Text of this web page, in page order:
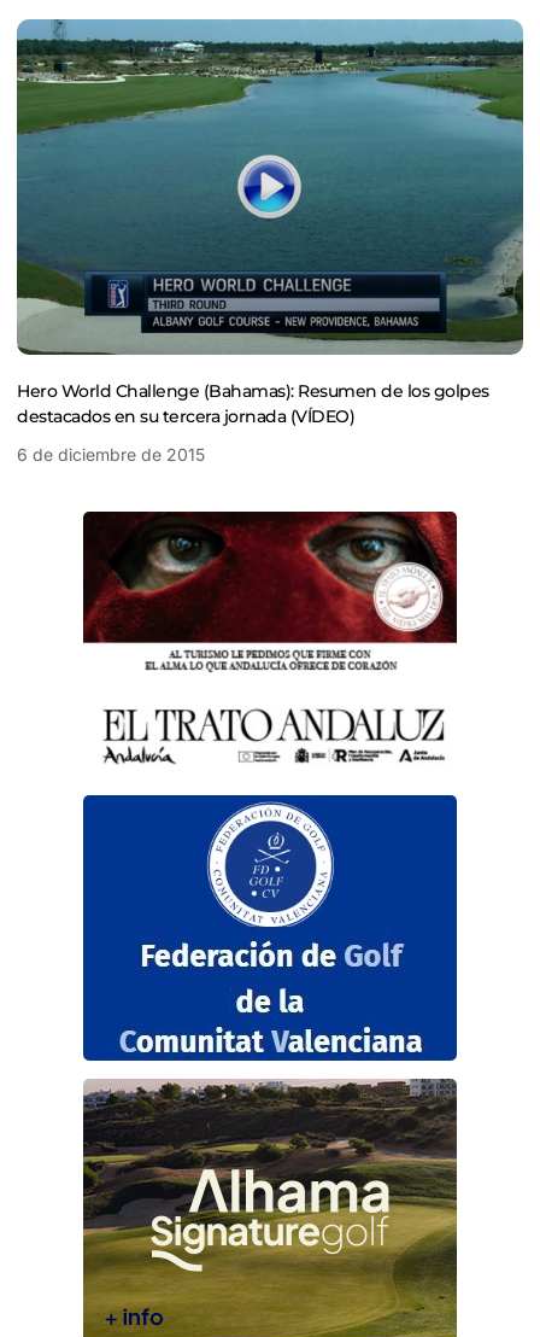
Hero World Challenge (Bahamas): Resumen de los golpes
destacados en su tercera jornada (VÍDEO)
6 de diciembre de 2015